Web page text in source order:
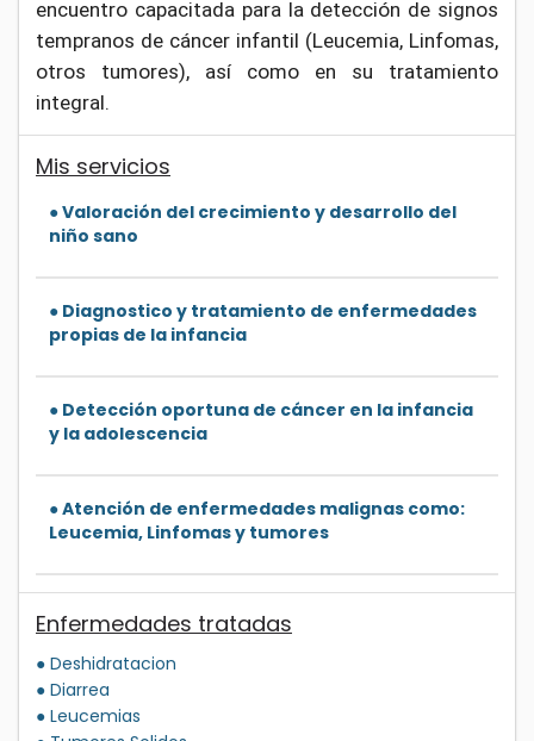
encuentro capacitada para la detección de signos
tempranos de cáncer infantil (Leucemia, Linfomas,
otros tumores), así como en su tratamiento
integral.
Mis servicios
● Valoración del crecimiento y desarrollo del
niño sano
● Diagnostico y tratamiento de enfermedades
propias de la infancia
● Detección oportuna de cáncer en la infancia
y la adolescencia
● Atención de enfermedades malignas como:
Leucemia, Linfomas y tumores
Enfermedades tratadas
● Deshidratacion
● Diarrea
● Leucemias